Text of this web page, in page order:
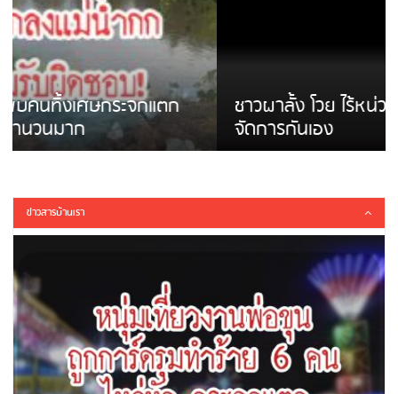
ชาวผาลั้ง โวย ไร้หน่วยงานดูแล ดินสไลด์ ต้อง
จัดการกันเอง
ข่าวสารบ้านเรา